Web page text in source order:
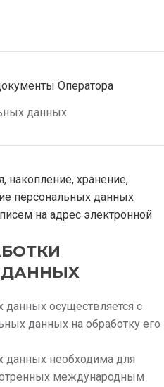
Оператора
данных
накопление, хранение,
персональных данных
на адрес электронной
ДАННЫХ
данных осуществляется с
данных на обработку его
данных необходима для
международным